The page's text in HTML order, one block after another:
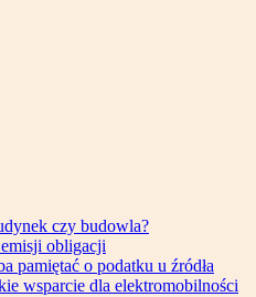
czy budowla?
obligacji
pamiętać o podatku u źródła
wsparcie dla elektromobilności